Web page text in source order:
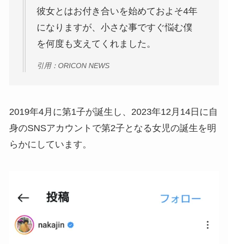
彼女とはお付き合いを始めておよそ4年
になりますが、小さな事ですぐ悩む僕
を何度も支えてくれました。
引用：ORICON NEWS
2019年4月に第1子が誕生し、2023年12月14日に自
身のSNSアカウントで第2子となる女児の誕生を明
らかにしています。